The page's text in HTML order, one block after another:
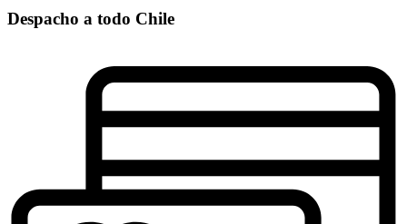
Despacho a todo Chile